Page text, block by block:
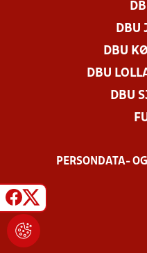
DBU
DBU
DBU
DBU
PERSONDATA-